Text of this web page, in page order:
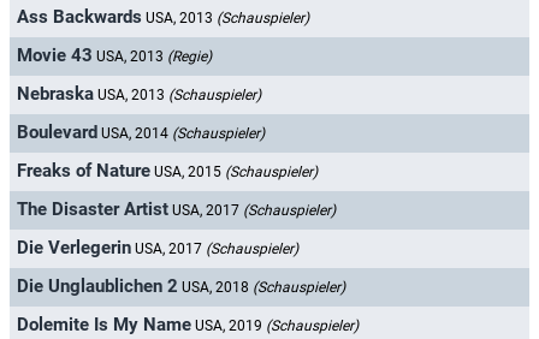
Ass Backwards USA, 2013 (Schauspieler)
Movie 43 USA, 2013 (Regie)
Nebraska USA, 2013 (Schauspieler)
Boulevard USA, 2014 (Schauspieler)
Freaks of Nature USA, 2015 (Schauspieler)
The Disaster Artist USA, 2017 (Schauspieler)
Die Verlegerin USA, 2017 (Schauspieler)
Die Unglaublichen 2 USA, 2018 (Schauspieler)
Dolemite Is My Name USA, 2019 (Schauspieler)